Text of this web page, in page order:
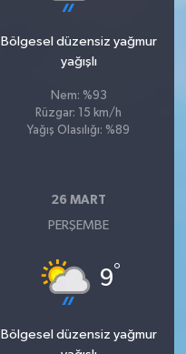
Bölgesel düzensiz yağmur
yağışlı
Nem: %93
Rüzgar: 15 km/h
Yağış Olasılığı: %89
26 MART
PERŞEMBE
9°
Bölgesel düzensiz yağmur